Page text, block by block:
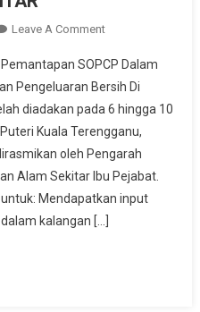
Leave A CommentOn
LIBAT
URUS
PELAKSANAAN
PENGELUARAN
BERSIH
(CP)
DALAM
KALANGAN
SOPCP Dalam
Pengeluaran Bersih Di
diadakan pada 6 hingga 10
Kuala Terengganu,
oleh Pengarah
Alam Sekitar Ibu Pejabat.
Mendapatkan input
kalangan […]